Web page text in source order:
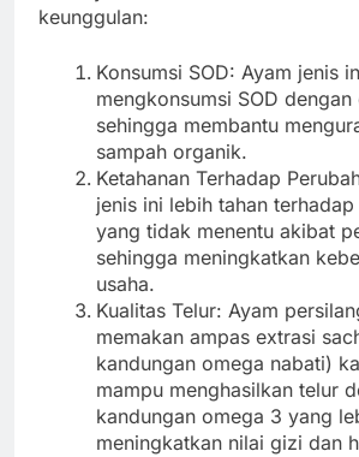
keunggulan:
Konsumsi SOD: Ayam jenis
mengkonsumsi SOD dengan
sehingga membantu
sampah organik.
Ketahanan Terhadap
jenis ini lebih tahan
yang tidak menentu akibat
sehingga meningkatkan
usaha.
Kualitas Telur: Ayam
memakan ampas extrasi
kandungan omega nabati)
mampu menghasilkan telur
kandungan omega 3 yang
meningkatkan nilai gizi dan